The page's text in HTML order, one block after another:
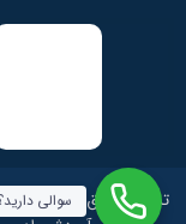
تمامی حقوق این سایت
سوالی